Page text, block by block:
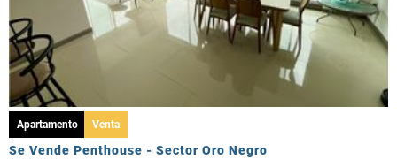
Apartamento Venta
Se Vende Penthouse - Sector Oro Negro